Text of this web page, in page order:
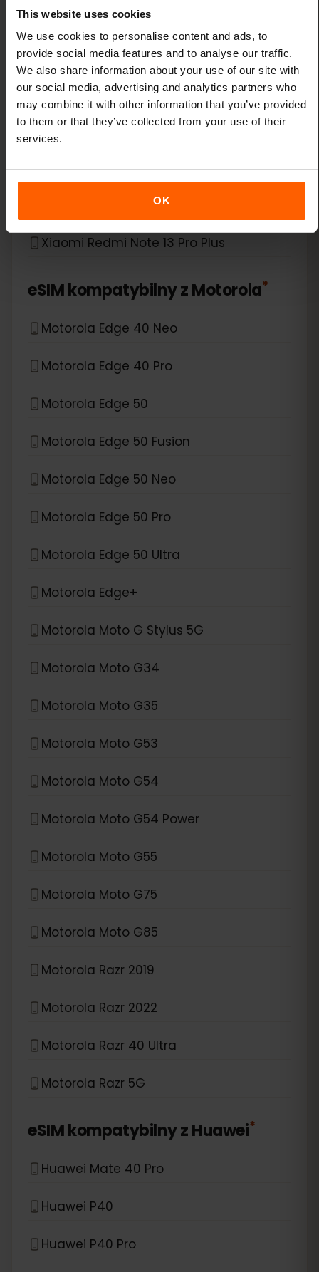
This website uses cookies
We use cookies to personalise content and ads, to
provide social media features and to analyse our traffic.
We also share information about your use of our site with
our social media, advertising and analytics partners who
may combine it with other information that you’ve provided
to them or that they’ve collected from your use of their
services.
OK
Xiaomi 14 Pro
Xiaomi 14T
Xiaomi 14T Pro
Xiaomi 15
Xiaomi Redmi Note 11 Pro 5G
Xiaomi Redmi Note 13 Pro
Xiaomi Redmi Note 13 Pro Plus
eSIM kompatybilny zMotorola*
Motorola Edge 40 Neo
Motorola Edge 40 Pro
Motorola Edge 50
Motorola Edge 50 Fusion
Motorola Edge 50 Neo
Motorola Edge 50 Pro
Motorola Edge 50 Ultra
Motorola Edge+
Motorola Moto G Stylus 5G
Motorola Moto G34
Motorola Moto G35
Motorola Moto G53
Motorola Moto G54
Motorola Moto G54 Power
Motorola Moto G55
Motorola Moto G75
Motorola Moto G85
Motorola Razr 2019
Motorola Razr 2022
Motorola Razr 40 Ultra
Motorola Razr 5G
eSIM kompatybilny zHuawei*
Huawei Mate 40 Pro
Huawei P40
Huawei P40 Pro